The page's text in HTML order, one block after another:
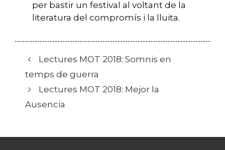
per bastir un festival al voltant de la
literatura del compromís i la lluita.
Lectures MOT 2018: Somnis en
temps de guerra
Lectures MOT 2018: Mejor la
Ausencia